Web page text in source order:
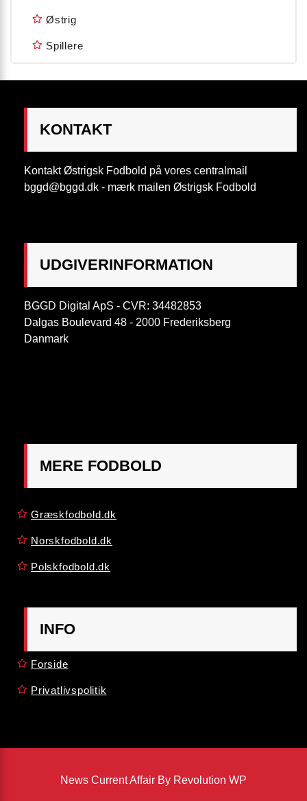
Østrig
Spillere
KONTAKT
Kontakt Østrigsk Fodbold på vores centralmail
bggd@bggd.dk - mærk mailen Østrigsk Fodbold
UDGIVERINFORMATION
BGGD Digital ApS - CVR: 34482853
Dalgas Boulevard 48 - 2000 Frederiksberg
Danmark
MERE FODBOLD
Græskfodbold.dk
Norskfodbold.dk
Polskfodbold.dk
INFO
Forside
Privatlivspolitik
News Current Affair By Revolution WP